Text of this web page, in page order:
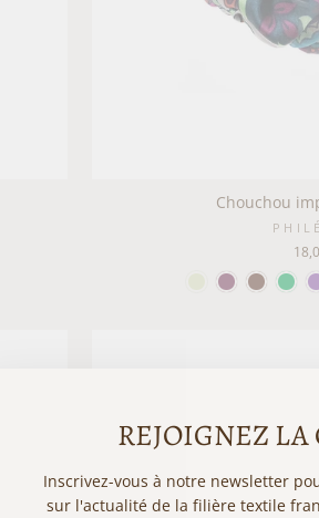
REJOIGNEZ
Inscrivez-vous à notre newsletter
sur l'actualité de la filière textile
Chouchou